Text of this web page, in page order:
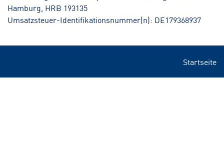
Hamburg, HRB 193135
Umsatzsteuer-Identifikationsnummer(n): DE179368937
Startseite